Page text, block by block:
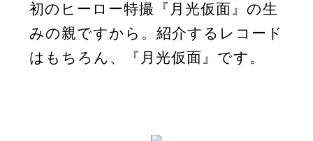
初のヒーロー特撮『月光仮面』の生
みの親ですから。紹介するレコード
はもちろん、『月光仮面』です。